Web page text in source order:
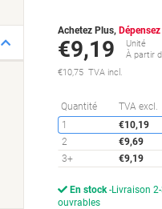
Achetez Plus,
€9,19
Unité
À partir
€10,75 TVA incl.
Quantité TVA excl.
1
€10,19
2
€9,69
3+
€9,19
En stock Livraison
ouvrables